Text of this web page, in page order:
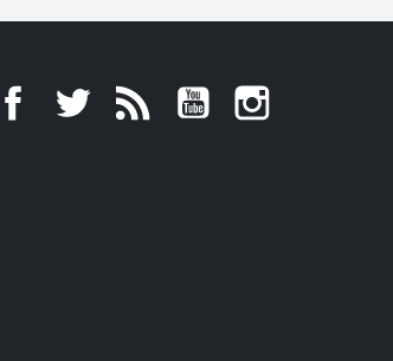
FacebookTwitterRss YouTube